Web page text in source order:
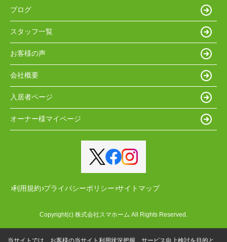
ブログ
スタッフ一覧
お客様の声
会社概要
入居者ページ
オーナー様マイページ
利用規約 プライバシーポリシー サイトマップ
Copyright(c) 株式会社スマホーム All Rights Reserved.
当サイトでは、お客様の当サイト利用状況把握、サービス向上検討を目的と